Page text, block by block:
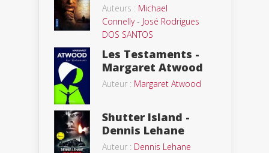
Auteurs : Michael
Connelly- José Rodrigues
DOS SANTOS
Les Testaments -
Margaret Atwood
Auteur : Margaret Atwood
Shutter Island -
Dennis Lehane
Auteur : Dennis Lehane